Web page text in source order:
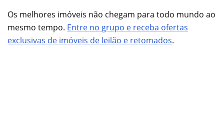
Os melhores imóveis não chegam para todo mundo ao
mesmo tempo. Entre no grupo e receba ofertas
exclusivas de imóveis de leilão e retomados.